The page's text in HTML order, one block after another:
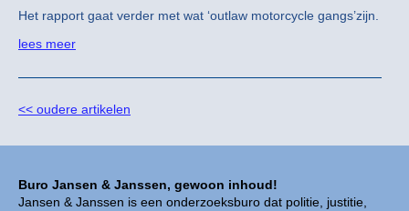
Buro Jansen & Janssen, gewoon inhoud!
Jansen & Janssen is een onderzoeksburo dat politie, justitie,
Het rapport gaat verder met wat ‘outlaw motorcycle gangs’zijn.
lees meer
<< oudere artikelen